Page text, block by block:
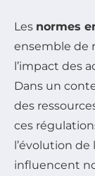
Les normes
ensemble de
l’impact des
Dans un
des
ces
l’évolution de
influencent